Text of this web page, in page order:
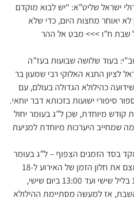
ישראל שליט”א: “יש לבוא מוקדם
יאוחר מחצות היום, כדי שלא
שבת ח”ו >>> מבט אל ההר
בעוד שלושה שבועות בעז”ה
לציון התנא האלוקי רבי שמעון בר
כהילולא הגדולה בעולם, עם
סיפורי ישועות בזכותא דבר יוחאי.
מיוחדת, שכן ל”ג בעומר יחול
שמחייב היערכות מיוחדת למניעת
בסד הזמנים הצפוף – ל”ג בעומר
חל ביום שישי. מצב זה מצמצם את חלון הזמן של האירוע ל-18
שעות בלבד, מהשעה 19:00 בליל שישי ועד 13:00 ביום שישי,
אז למעשה מסתיימת ההילולא